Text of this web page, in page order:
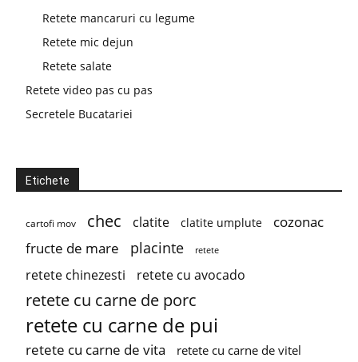
Retete mancaruri cu legume
Retete mic dejun
Retete salate
Retete video pas cu pas
Secretele Bucatariei
Etichete
cartofi mov chec clatite clatite umplute
cozonac
fructe de mare
placinte retete
retete chinezesti retete cu avocado
retete cu carne de porc
retete cu carne de pui
retete cu carne de vita retete cu carne de vitel